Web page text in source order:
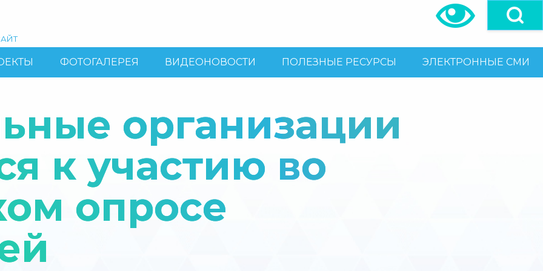
ФОТОГАЛЕРЕЯ ВИДЕОНОВОСТИ ПОЛЕЗНЫЕ РЕСУРСЫ ЭЛЕКТРОННЫЕ СМИ
организации
к участию во
опросе